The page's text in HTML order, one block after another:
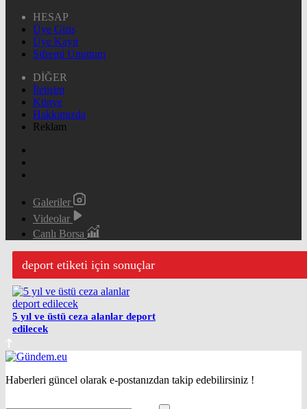
HESAP
Üye Giriş
Üye Kayıt
Şifremi Unuttum
DİĞER
İletişim
Künye
Hakkımızda
Reklam
Galeriler
Videolar
Canlı Borsa
deport etiketi için sonuçlar
5 yıl ve üstü ceza alanlar deport
edilecek
Haberleri güncel olarak e-postanızdan takip edebilirsiniz !